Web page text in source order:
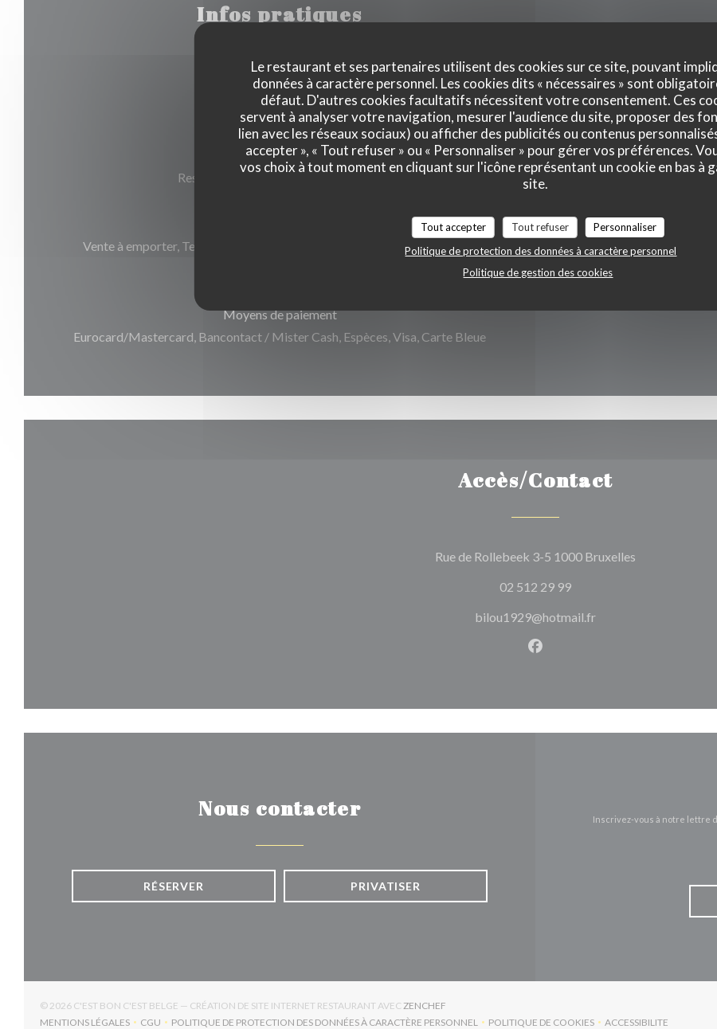
Le restaurant et ses partenaires utilisent des cookies sur ce site, pouvant
données à caractère personnel. Les cookies dits « nécessaires » sont
défaut. D'autres cookies facultatifs nécessitent votre consentement. Ces
servent à analyser votre navigation, mesurer l'audience du site, proposer des
lien avec les réseaux sociaux) ou afficher des publicités ou contenus
accepter », « Tout refuser » ou « Personnaliser » pour gérer vos préférences.
vos choix à tout moment en cliquant sur l'icône représentant un cookie en bas à
site.
Tout accepter Tout refuser
Personnaliser
Politique de protection des données à caractère personnel
Politique de gestion des cookies
Infos pratiques
Cuisine
Cuisine Traditionnelle, Belge
Type de restaurant
Restaurant Traditionnel, Epicerie Fine
Vente à emporter, Terrasse couverte, Privatisation, Parking public, Accès
Moyens de paiement
Eurocard/Mastercard, Bancontact / Mister Cash, Espèces, Visa, Carte Bleue
Lun-Mer
Jeu-Sam
Accès/Contact
Rue de Rollebeek 3-5 1000 Bruxelles
02 512 29 99
bilou1929@hotmail.fr
Facebook ((ouvre une
Nous contacter
RÉSERVER PRIVATISER
Inscrivez-vous à notre lettre
© 2026 C'EST BON C'EST BELGE — CRÉATION DE SITE INTERNET RESTAURANT AVEC ZENCHEF
MENTIONS LÉGALES
CGU POLITIQUE DE PROTECTION DES DONNÉES À CARACTÈRE PERSONNEL POLITIQUE DE COOKIES ACCESSIBILITE